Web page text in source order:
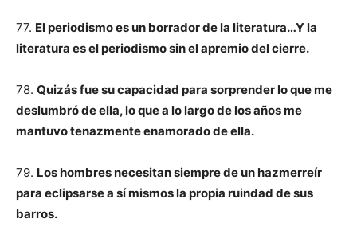
77. El periodismo es un borrador de la literatura…Y la
literatura es el periodismo sin el apremio del cierre.
78. Quizás fue su capacidad para sorprender lo que me
deslumbró de ella, lo que a lo largo de los años me
mantuvo tenazmente enamorado de ella.
79. Los hombres necesitan siempre de un hazmerreír
para eclipsarse a sí mismos la propia ruindad de sus
barros.